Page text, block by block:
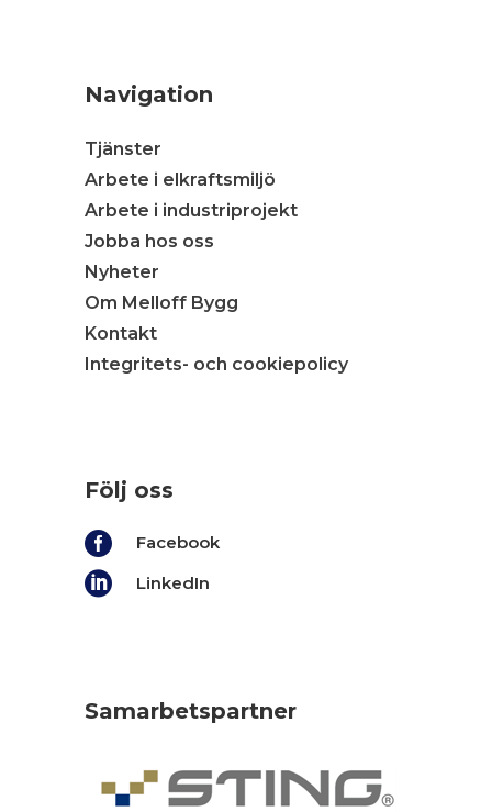
Navigation
Tjänster
Arbete i elkraftsmiljö
Arbete i industriprojekt
Jobba hos oss
Nyheter
Om Melloff Bygg
Kontakt
Integritets- och cookiepolicy
Följ oss
 Facebook
 LinkedIn
Samarbetspartner